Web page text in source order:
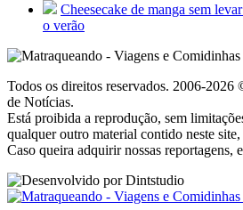
Cheesecake de manga sem
o verão
Todos os direitos reservados. 2006-2026
de Notícias.
Está proibida a reprodução, sem
qualquer outro material contido neste
Caso queira adquirir nossas reportagens,